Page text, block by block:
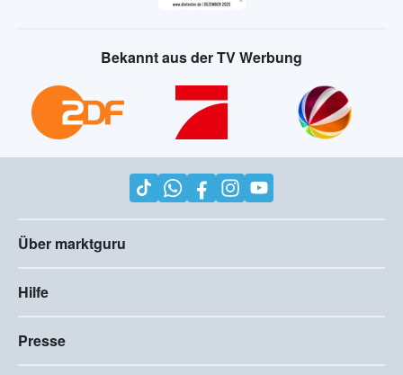
Bekannt aus der TV Werbung
Über marktguru
Hilfe
Presse